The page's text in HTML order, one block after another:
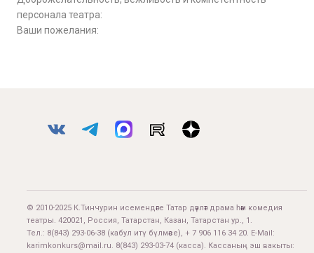
персонала театра:
Ваши пожелания:
© 2010-2025 К.Тинчурин исемендәге Татар дәүләт драма һәм комедия
театры. 420021, Россия, Татарстан, Казан, Татарстан ур., 1.
Тел.: 8(843) 293-06-38 (кабул итү бүлмәсе), + 7 906 116 34 20. E-Mail:
karimkonkurs@mail.ru. 8(843) 293-03-74 (касса). Кассаның эш вакыты: